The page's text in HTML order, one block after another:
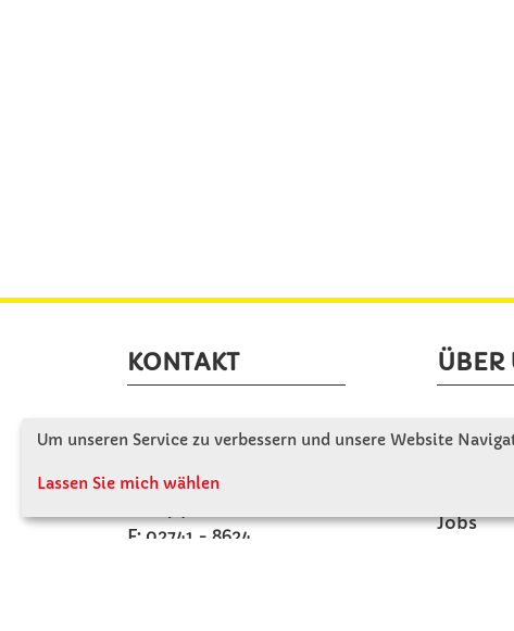
KONTAKT
Winkler Schulbedarf GmbH
A - 3121 Karlstetten
F: 02741 - 8624
ÜBER
Wir
Jobs
Um unseren Service zu verbessern und unsere Website
Lassen Sie mich wählen